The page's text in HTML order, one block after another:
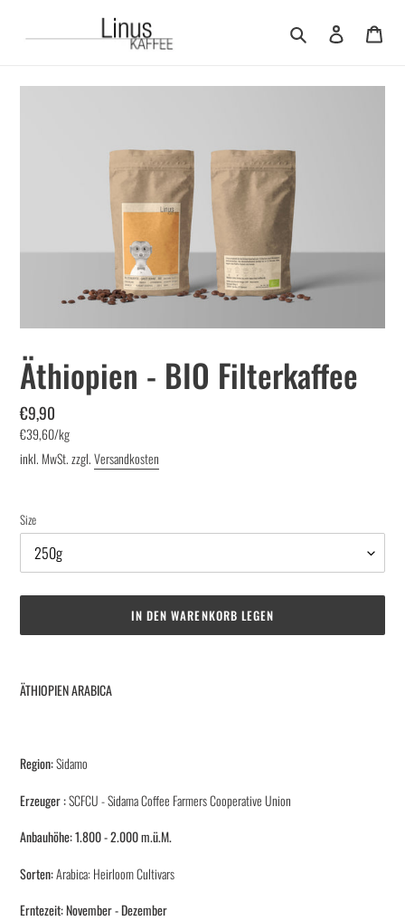
Suchen Einloggen
Äthiopien - BIO Filterkaffee
Normaler
Preis
€9,90
Einzelpreis
€39,60/pro
kg
inkl. MwSt. zzgl.Versandkosten
Size
IN DEN WARENKORB LEGEN
wird
zum
ÄTHIOPIEN ARABICA
Region:Sidamo
Erzeuger:SCFCU - Sidama Coffee Farmers CooperativeUnion
Anbauhöhe: 1.800 - 2.000m.ü.M.
Sorten:Arabica: Heirloom Cultivars
Erntezeit: November -Dezember